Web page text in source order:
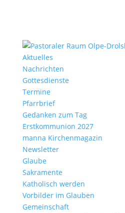
Aktu­elles
Nach­richten
Gottes­dienste
Termine
Pfarr­brief
Gedanken zum Tag
Erst­kom­mu­nion 2027
manna Kirchen­ma­gazin
News­letter
Glaube
Sakra­mente
Katho­lisch werden
Vorbilder im Glauben
Gemein­schaft